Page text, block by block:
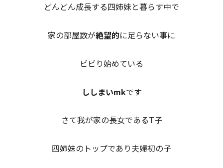
どんどん成長する四姉妹と暮らす中で
家の部屋数が絶望的に足らない事に
ビビり始めている
ししまいmkです
さて我が家の長女であるT子
四姉妹のトップであり夫婦初の子